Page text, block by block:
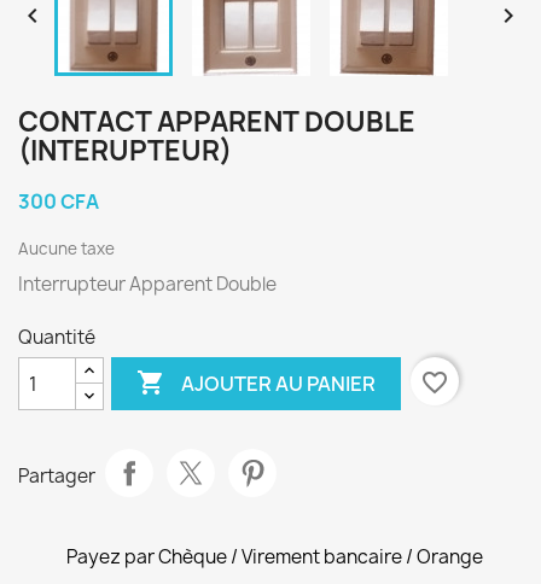
 
CONTACT APPARENT DOUBLE
(INTERUPTEUR)
300 CFA
Aucune taxe
Interrupteur Apparent Double
Quantité
 AJOUTER AU PANIER favorite_border
Partager
Payez par Chèque / Virement bancaire / Orange